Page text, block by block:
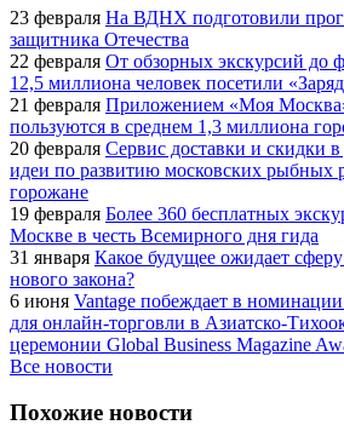
23 февраля На ВДНХ подготовили
защитника Отечества
22 февраля От обзорных экскурсий до
12,5 миллиона человек посетили
21 февраля Приложением «Моя
пользуются в среднем 1,3 миллиона
20 февраля Сервис доставки и скидки
идеи по развитию московских рыбных
горожане
19 февраля Более 360 бесплатных
Москве в честь Всемирного дня гида
31 января Какое будущее ожидает
нового закона?
6 июня Vantage побеждает в
для онлайн-торговли в Азиатско-
церемонии Global Business Magazine
Все новости
Похожие новости